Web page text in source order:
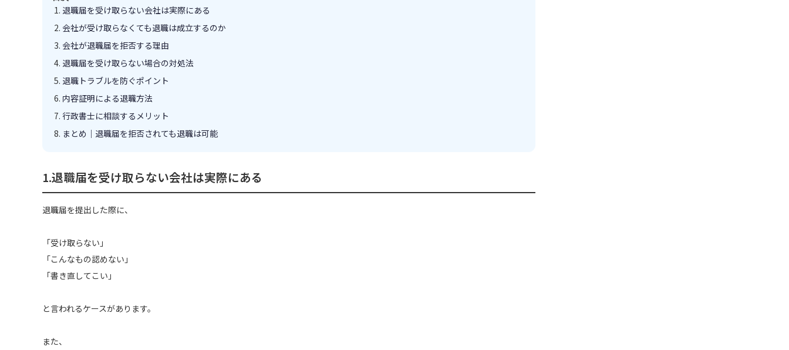
退職届を受け取らない会社は実際にある
会社が受け取らなくても退職は成立するのか
会社が退職届を拒否する理由
退職届を受け取らない場合の対処法
退職トラブルを防ぐポイント
内容証明による退職方法
行政書士に相談するメリット
まとめ｜退職届を拒否されても退職は可能
1.退職届を受け取らない会社は実際にある
退職届を提出した際に、
「受け取らない」
「こんなもの認めない」
「書き直してこい」
と言われるケースがあります。
また、